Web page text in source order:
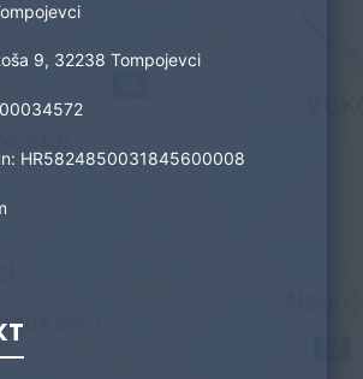
9, 32238 Tompojevci
HR5824850031845600008